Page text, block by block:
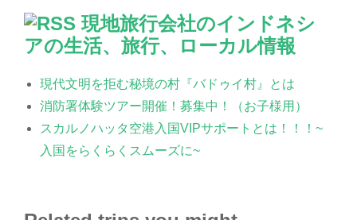
現地旅行会社のインドネシ
アの生活、旅行、ローカル情報
現代文明を拒む秘境の村『バドゥイ村』とは
消防署体験ツアー開催！募集中！（お子様用）
スカルノハッタ空港入国VIPサポートとは！！！~
入国をらくらくスムーズに~